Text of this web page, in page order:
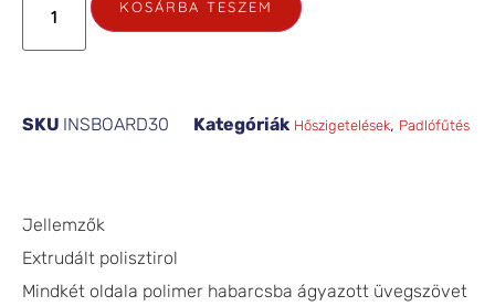
KOSÁRBA TESZEM
SKU INSBOARD30 Kategóriák Hőszigetelések, Padlófűtés
Jellemzők
Extrudált polisztirol
Mindkét oldala polimer habarcsba ágyazott üvegszövet